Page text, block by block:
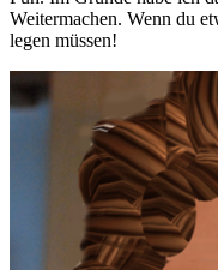
Weitermachen. Wenn du
legen müssen!